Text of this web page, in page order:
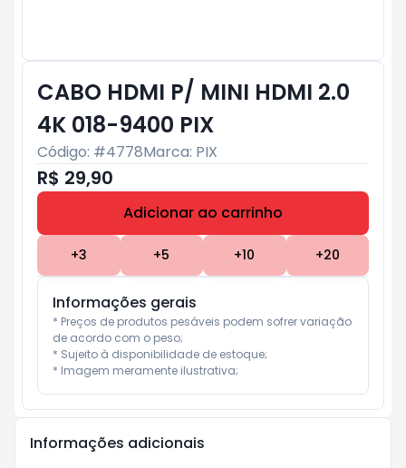
CABO HDMI P/ MINI HDMI 2.0
4K 018-9400 PIX
Código: #4778Marca: PIX
R$ 29,90
Adicionar ao carrinho
+3 +5 +10 +20
Informações gerais
* Preços de produtos pesáveis podem sofrer variação
de acordo com o peso;
* Sujeito à disponibilidade de estoque;
* Imagem meramente ilustrativa;
Informações adicionais